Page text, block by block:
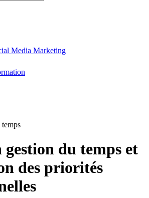
Media Marketing
du temps et
des priorités